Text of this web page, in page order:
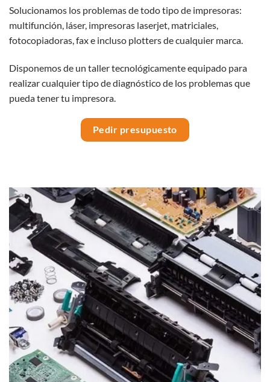
Solucionamos los problemas de todo tipo de impresoras:
multifunción, láser, impresoras laserjet, matriciales,
fotocopiadoras, fax e incluso plotters de cualquier marca.
Disponemos de un taller tecnológicamente equipado para
realizar cualquier tipo de diagnóstico de los problemas que
pueda tener tu impresora.
Pedir presupuesto